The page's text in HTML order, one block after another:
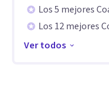
concretas que
Te ofrezco una
Los 5 mejores
Los 12 mejores
Ver todos